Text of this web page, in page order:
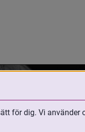
för dig. Vi använder